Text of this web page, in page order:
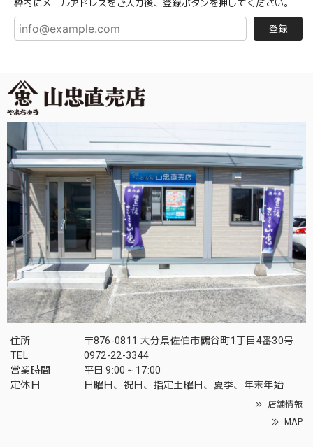
枠内にメールアドレスをご入力後、登録ボタンを押してください。
登録
住所
〒876-0811 大分県佐伯市鶴谷町1丁目4番30号
TEL
0972-22-3344
営業時間
平日 9:00～17:00
定休日
日曜日、祝日、指定土曜日、夏季、年末年始
店舗情報
MAP